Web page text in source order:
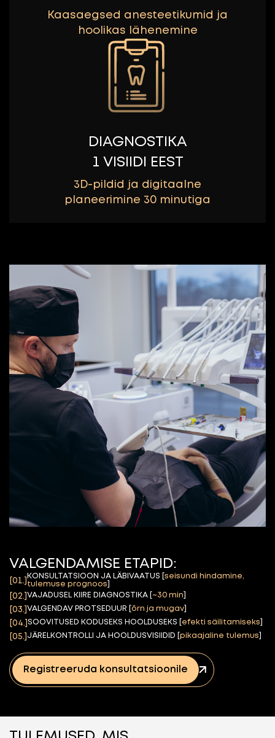
DIAGNOSTIKA
1 VISIIDI EEST
3D-pildid ja digitaalne
planeerimine 30 minutiga
Kaasaegsed anesteetikumid ja
hoolikas lähenemine
VALGENDAMISE ETAPID:
[01.]
KONSULTATSIOON JA LÄBIVAATUS [ seisundi hindamine,
tulemuse prognoos
[02.] VAJADUSEL KIIRE DIAGNOSTIKA [ ~30 min
[03.] VALGENDAV PROTSEDUUR [ õrn ja mugav
[04.] SOOVITUSED KODUSEKS HOOLDUSEKS [ efekti säilitamiseks
[05.] JÄRELKONTROLLI JA HOOLDUSVISIIDID [ pikaajaline tulemus
Registreeruda konsultatsioonile